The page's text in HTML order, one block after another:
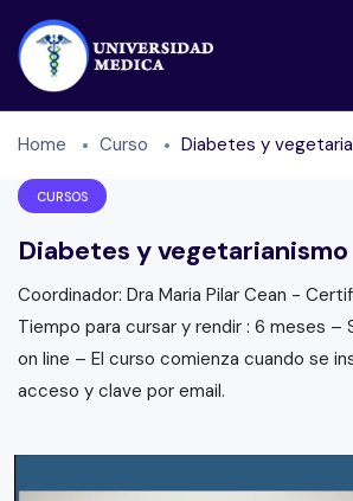
Home Curso Diabetes y
CURSOS
Diabetes y vegetarianismo
Coordinador: Dra Maria Pilar Cean -
Tiempo para cursar y rendir : 6 meses –
on line – El curso comienza cuando se
acceso y clave por email.